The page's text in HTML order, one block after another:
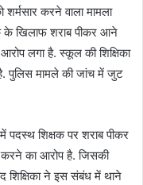
करने वाला मामला
के खिलाफ शराब पीकर आने
लगा है. स्कूल की शिक्षिका
पुलिस मामले की जांच में जुट
शिक्षक पर शराब पीकर
का आरोप है. जिसकी
शिक्षिका ने इस संबंध में थाने